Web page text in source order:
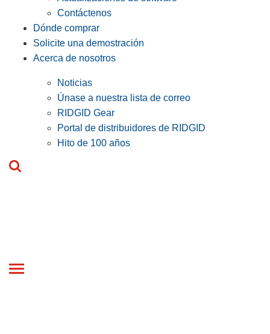
Contáctenos
Dónde comprar
Solicite una demostración
Acerca de nosotros
Noticias
Únase a nuestra lista de correo
RIDGID Gear
Portal de distribuidores de RIDGID
Hito de 100 años
Toggle